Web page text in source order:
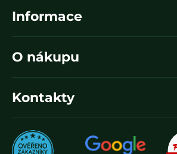
Informace
O nákupu
Kontakty